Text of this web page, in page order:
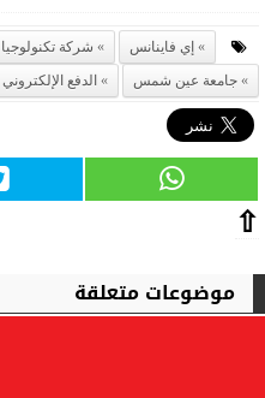
إي فاينانس
شركة
جامعة عين شمس
الدفع الإلكتروني
⇧
موضوعات متعلقة